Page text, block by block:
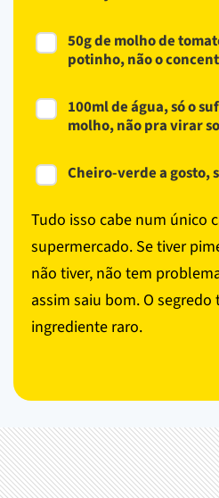
50g de molho de
potinho, não o
100ml de água, só o
molho, não pra virar
Cheiro-verde a gosto,
Tudo isso cabe num único
supermercado. Se tiver
não tiver, não tem
assim saiu bom. O
ingrediente raro.